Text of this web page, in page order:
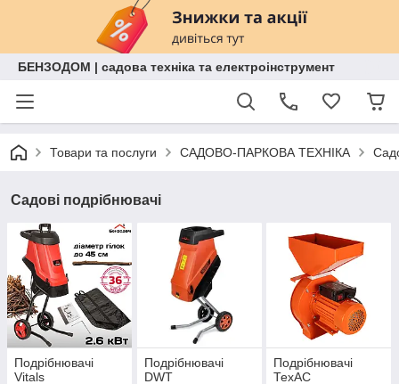
БЕНЗОДОМ | садова техніка та електроінструмент
Товари та послуги САДОВО-ПАРКОВА ТЕХНІКА
Садові подрібнювачі
Подрібнювачі
Vitals
Подрібнювачі
DWT
Подрібнювачі
ТехАС